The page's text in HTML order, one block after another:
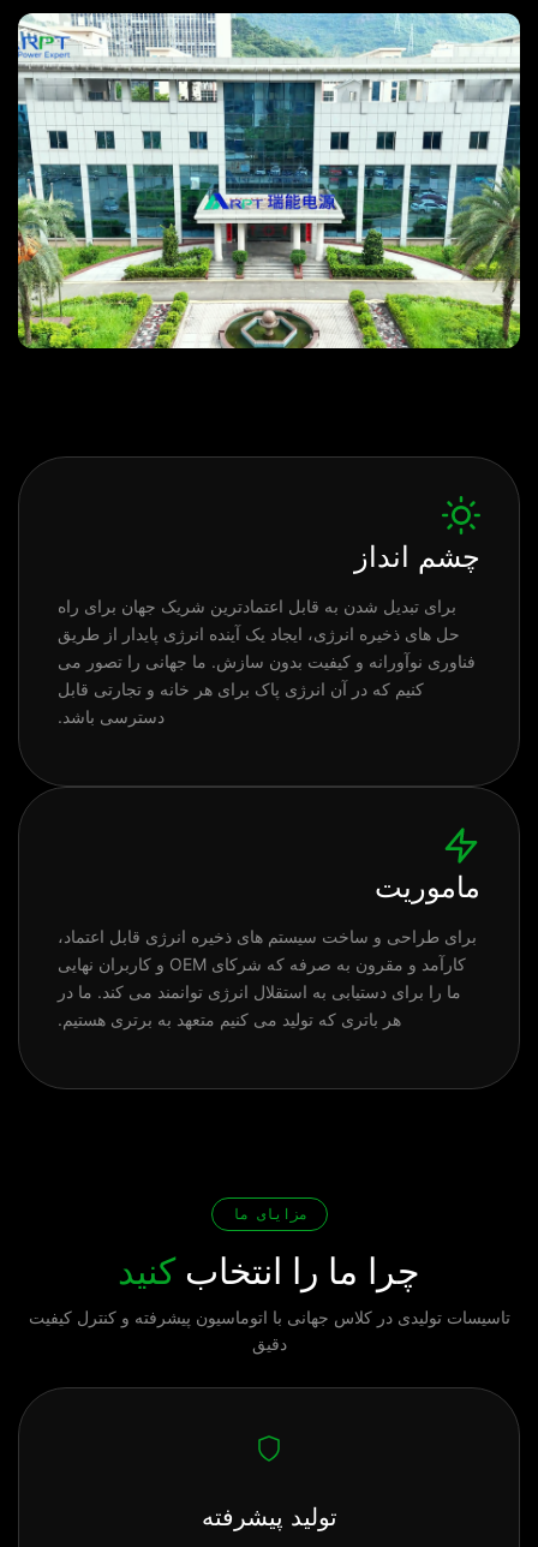
چشم انداز
برای تبدیل شدن به قابل اعتمادترین شریک جهان برای راه
حل های ذخیره انرژی، ایجاد یک آینده انرژی پایدار از طریق
فناوری نوآورانه و کیفیت بدون سازش. ما جهانی را تصور می
کنیم که در آن انرژی پاک برای هر خانه و تجارتی قابل
دسترسی باشد.
ماموریت
برای طراحی و ساخت سیستم های ذخیره انرژی قابل اعتماد،
کارآمد و مقرون به صرفه که شرکای OEM و کاربران نهایی
ما را برای دستیابی به استقلال انرژی توانمند می کند. ما در
هر باتری که تولید می کنیم متعهد به برتری هستیم.
مزایای ما
چرا ما را انتخابکنید
تاسیسات تولیدی در کلاس جهانی با اتوماسیون پیشرفته و کنترل کیفیت
دقیق
تولید پیشرفته